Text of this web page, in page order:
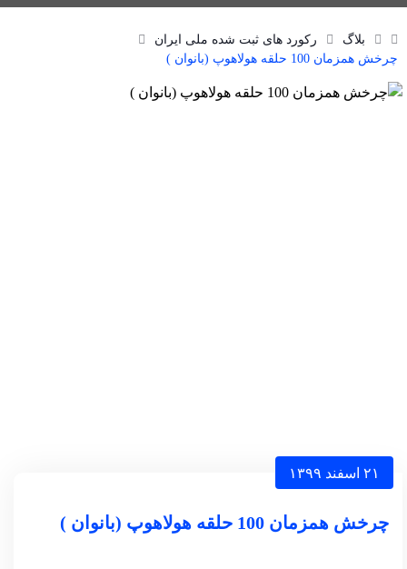
بلاگ
رکورد های ثبت شده ملی ایران
چرخش همزمان 100 حلقه هولاهوپ (بانوان )
۲۱ اسفند ۱۳۹۹
چرخش همزمان 100 حلقه هولاهوپ (بانوان )